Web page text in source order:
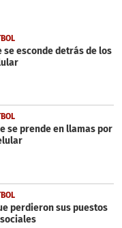
se esconde detrás de los
se prende en llamas por
perdieron sus puestos